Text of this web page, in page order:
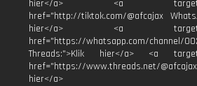
hier</a> <a
href="http://tiktok.com/@afcajax
hier</a> <a
href="https://whatsapp.com/channel/
Threads:">Klik hier</a> <a
href="https://www.threads.net/
hier</a>